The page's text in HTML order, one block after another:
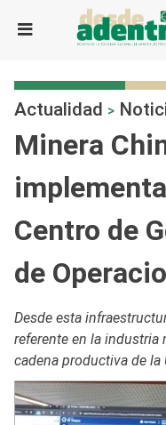
Actualidad >
Minera
Centro de
de
Desde esta
referente en la industria
cadena productiva de